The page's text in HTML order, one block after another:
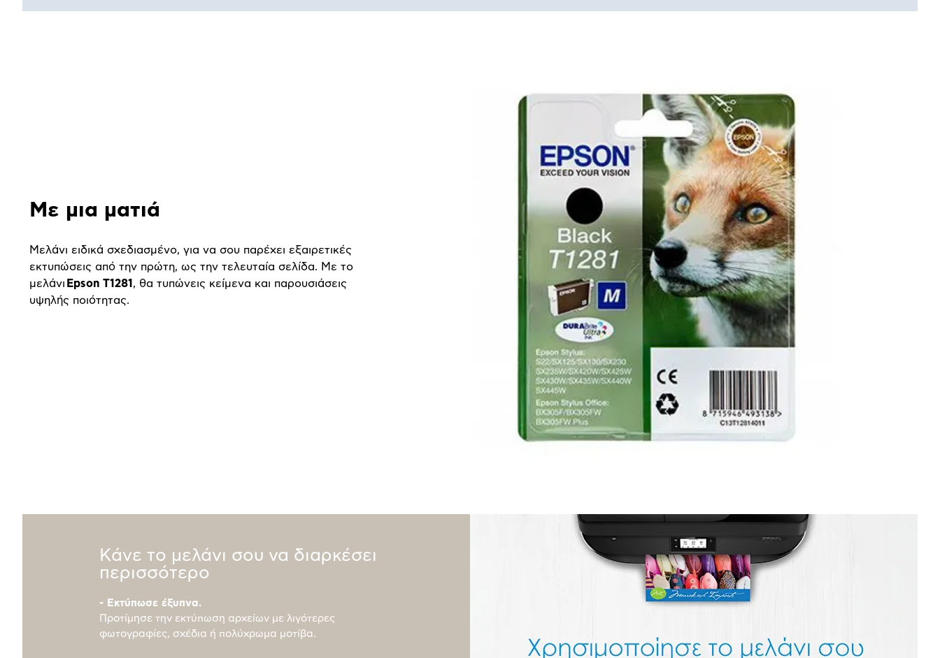
Με μια ματιά
Μελάνι ειδικά σχεδιασμένο, για να σου παρέχει εξαιρετικές
εκτυπώσεις από την πρώτη, ως την τελευταία σελίδα. Με το
μελάνι Epson T1281 , θα τυπώνεις κείμενα και παρουσιάσεις
υψηλής ποιότητας.
Κάνε το μελάνι σου να διαρκέσει
περισσότερο
- Εκτύπωσε έξυπνα.
Προτίμησε την εκτύπωση αρχείων με λιγότερες
φωτογραφίες, σχέδια ή πολύχρωμα μοτίβα.